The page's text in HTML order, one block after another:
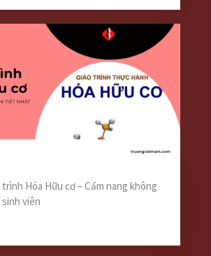
Hóa Hữu cơ – Cẩm nang không
viên